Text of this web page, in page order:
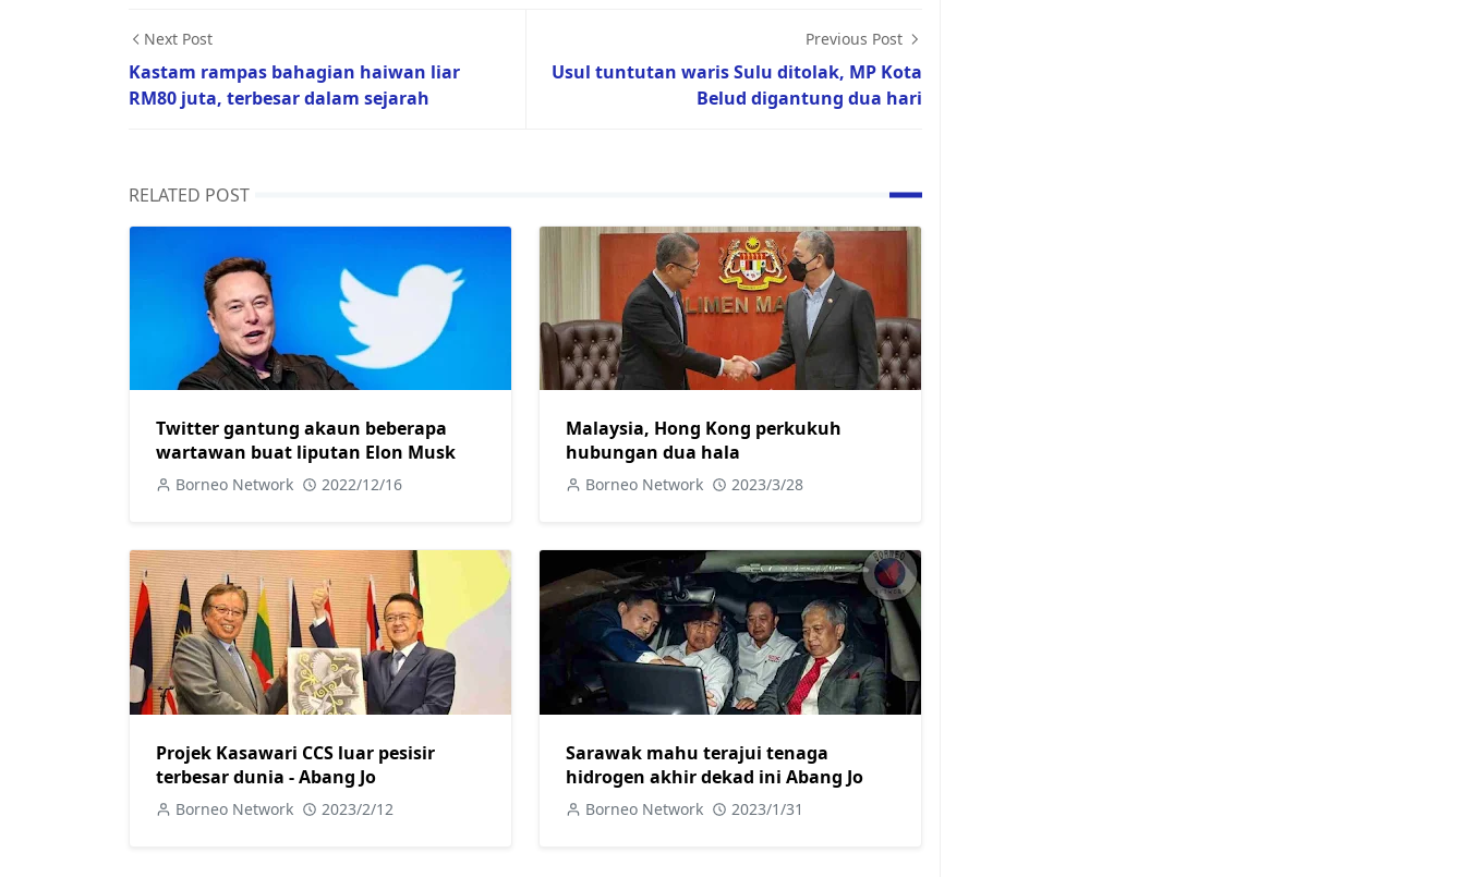
Next Post
Kastam rampas bahagian haiwan liar
RM80 juta, terbesar dalam sejarah
Previous Post
Usul tuntutan waris Sulu ditolak, MP Kota
Belud digantung dua hari
RELATED POST
Twitter gantung akaun beberapa
wartawan buat liputan Elon Musk
Borneo Network 2022/12/16
Malaysia, Hong Kong perkukuh
hubungan dua hala
Borneo Network 2023/3/28
Projek Kasawari CCS luar pesisir
terbesar dunia - Abang Jo
Borneo Network 2023/2/12
Sarawak mahu terajui tenaga
hidrogen akhir dekad ini Abang Jo
Borneo Network 2023/1/31